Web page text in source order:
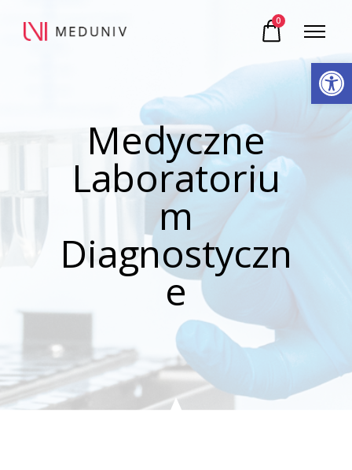
Otwórz pasek narzędzi
0
Medyczne
Laboratoriu
m
Diagnostyczn
e